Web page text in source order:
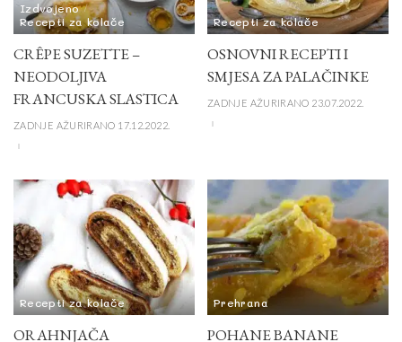
Izdvojeno
Recepti za kolače
CRÊPE SUZETTE –
NEODOLJIVA
FRANCUSKA SLASTICA
ZADNJE AŽURIRANO 17.12.2022.
Recepti za kolače
OSNOVNI RECEPTI I
SMJESA ZA PALAČINKE
ZADNJE AŽURIRANO 23.07.2022.
Recepti za kolače
ORAHNJAČA
Prehrana
POHANE BANANE